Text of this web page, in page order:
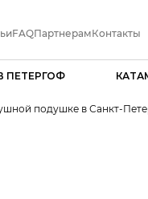
FAQПартнерамКонтакты
ПЕТЕРГОФ
подушке в Санкт-